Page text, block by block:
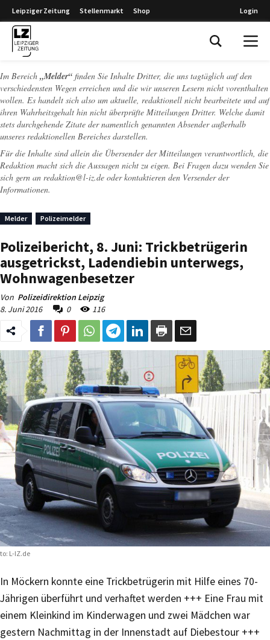
Leipziger Zeitung Stellenmarkt Shop Login
Im Bereich „Melder“ finden Sie Inhalte Dritter, die uns tagtäglich auf den
verschiedensten Wegen erreichen und die wir unseren Lesern nicht vorenthalten
wollen. Es handelt sich also um aktuelle, redaktionell nicht bearbeitete und auf
ihren Wahrheitsgehalt hin nicht überprüfte Mitteilungen Dritter. Welche damit
stets durchgehende Zitate der namentlich genannten Absender außerhalb
unseres redaktionellen Bereiches darstellen.
Für die Inhalte sind allein die Übersender der Mitteilungen verantwortlich, die
Redaktion macht sich die Aussagen nicht zu eigen. Bei Fragen dazu wenden Sie
sich gern an redaktion@l-iz.de oder kontaktieren den Versender der
Informationen.
Melder Polizeimelder
Polizeibericht, 8. Juni: Trickbetrügerin
ausgetrickst, Ladendiebin unterwegs,
Wohnwagenbesetzer
Von Polizeidirektion Leipzig
8. Juni 2016
0 116
L-IZ.de
In Möckern konnte eine Trickbetrügerin mit Hilfe eines 70-
Jährigen überführt und verhaftet werden +++ Eine Frau mit
einem Kleinkind im Kinderwagen und zwei Mädchen war
gestern Nachmittag in der Innenstadt auf Diebestour +++